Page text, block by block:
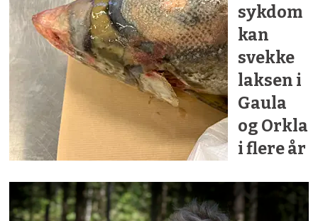
sykdom
kan
svekke
laksen i
Gaula
og Orkla
i flere år